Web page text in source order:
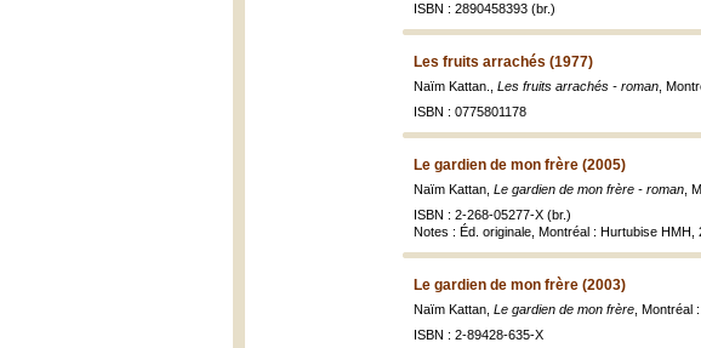
ISBN : 2890458393 (br.)
Les fruits arrachés (1977)
Naïm Kattan., Les fruits arrachés - roman ,
ISBN : 0775801178
Le gardien de mon frère (2005)
Naïm Kattan, Le gardien de mon frère - roman ,
ISBN : 2-268-05277-X (br.)
Notes : Éd. originale, Montréal : Hurtubise HMH,
Le gardien de mon frère (2003)
Naïm Kattan, Le gardien de mon frère ,
ISBN : 2-89428-635-X